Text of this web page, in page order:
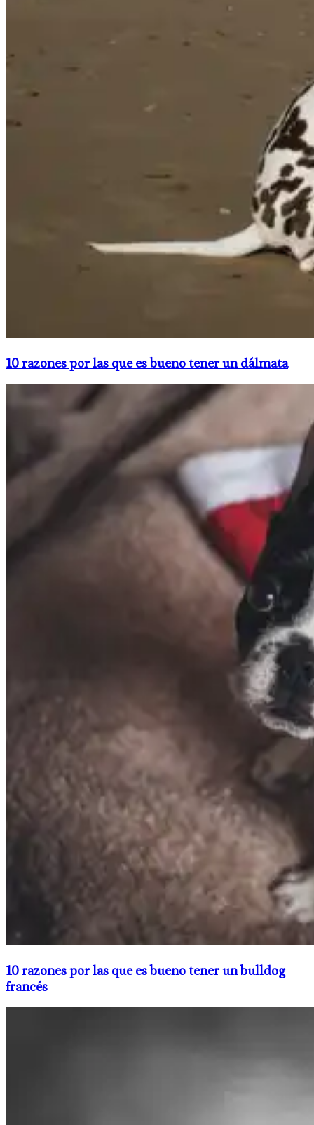
10 razones por las que es bueno tener un dálmata
10 razones por las que es bueno tener un bulldog
francés